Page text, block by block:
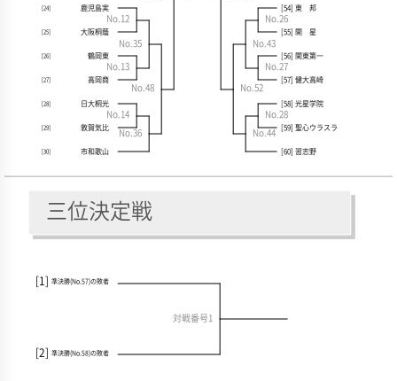
No.12
No.13
No.14
No.26
No.27
No.28
No.35
No.36
No.43
No.44
No.48 No.52
[24]
[25]
[26]
[27]
[28]
[29]
[30]
鹿児島実
大阪桐蔭
鶴岡東
高岡商
日大桐光
敦賀気比
市和歌山
[54] 東 邦
[55] 開 星
[56] 関東第一
[57] 健大高崎
[58] 光星学院
[59] 聖心ウラスラ
[60] 習志野
三位決定戦
対戦番号1
[1] 準決勝(No.57)の敗者
[2] 準決勝(No.58)の敗者